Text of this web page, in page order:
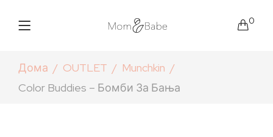
0
Дома OUTLET
Munchkin
Color Buddies – Бомби За Бања